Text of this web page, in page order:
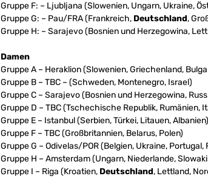
Gruppe F: – Ljubljana (Slowenien, Ungarn, Ukraine,
Gruppe G: – Pau/FRA (Frankreich, Deutschland,
Gruppe H: – Sarajevo (Bosnien und Herzegowina,
Damen
Gruppe A – Heraklion (Slowenien, Griechenland,
Gruppe B – TBC – (Schweden, Montenegro, Israel)
Gruppe C – Sarajevo (Bosnien und Herzegowina,
Gruppe D – TBC (Tschechische Republik, Rumänien,
Gruppe E – Istanbul (Serbien, Türkei, Litauen, Albanien)
Gruppe F – TBC (Großbritannien, Belarus, Polen)
Gruppe G – Odivelas/POR (Belgien, Ukraine, Portugal,
Gruppe H – Amsterdam (Ungarn, Niederlande,
Gruppe I – Riga (Kroatien, Deutschland, Lettland,